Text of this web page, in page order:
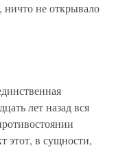
ничто не открывало
лет назад вся
этот, в сущности,